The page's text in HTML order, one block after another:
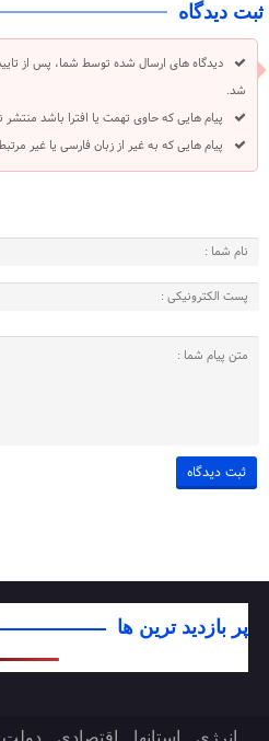
ثبت دیدگاه
دیدگاه های ارسال شده توسط شما، پس از
شد.
پیام هایی که حاوی تهمت یا افترا باشد
پیام هایی که به غیر از زبان فارسی یا غیر
پر بازدید ترین ها